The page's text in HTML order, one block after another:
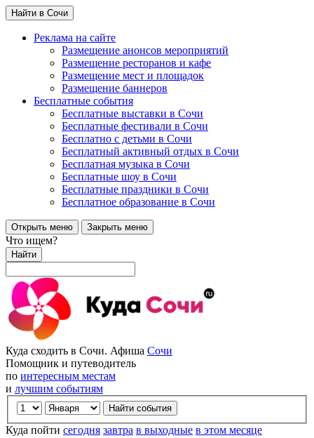
Найти в Сочи
Реклама на сайте
Размещение анонсов мероприятий
Размещение ресторанов и кафе
Размещение мест и площадок
Размещение баннеров
Бесплатные события
Бесплатные выставки в Сочи
Бесплатные фестивали в Сочи
Бесплатно с детьми в Сочи
Бесплатный активный отдых в Сочи
Бесплатная музыка в Сочи
Бесплатные шоу в Сочи
Бесплатные праздники в Сочи
Бесплатное образование в Сочи
Открыть меню Закрыть меню
Что ищем?
Найти
Куда сходить в Сочи. Афиша Сочи
Помощник и путеводитель
по интересным местам
и лучшим событиям
Куда пойти сегодня завтра в выходные в этом месяце